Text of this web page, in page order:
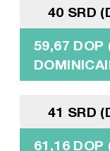
40 SRD
59,67 DOP
41 SRD
61,16 DOP